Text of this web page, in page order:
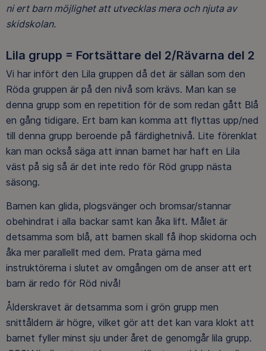
ni ert barn möjlighet att utvecklas mera och njuta av
skidskolan.
Lila grupp = Fortsättare del 2/Rävarna del 2
Vi har infört den Lila gruppen då det är sällan som den
Röda gruppen är på den nivå som krävs. Man kan se
denna grupp som en repetition för de som redan gått Blå
en gång tidigare. Ert barn kan komma att flyttas upp/ned
till denna grupp beroende på färdighetnivå. Lite förenklat
kan man också säga att innan barnet har haft en Lila
väst på sig så är det inte redo för Röd grupp nästa
säsong.
Barnen kan glida, plogsvänger och bromsar/stannar
obehindrat i alla backar samt kan åka lift. Målet är
detsamma som blå, att barnen skall få ihop skidorna och
åka mer parallellt med dem. Prata gärna med
instruktörerna i slutet av omgången om de anser att ert
barn är redo för Röd nivå!
Ålderskravet är detsamma som i grön grupp men
snittåldern är högre, vilket gör att det kan vara klokt att
barnet fyller minst sju under året de genomgår lila grupp.